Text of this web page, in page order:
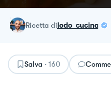
ricetta dilodo_cucina
Salva · 160